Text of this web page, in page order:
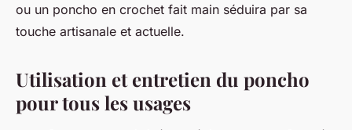
ou un poncho en crochet fait main séduira par sa
touche artisanale et actuelle.
Utilisation et entretien du poncho
pour tous les usages